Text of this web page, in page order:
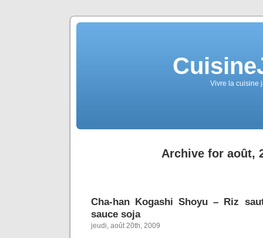
Vivre la cuisine
Archive for août,
Cha-han Kogashi Shoyu – Riz
sauce soja
jeudi, août 20th, 2009